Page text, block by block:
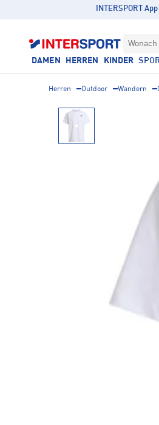
INTERSPORT
DAMEN HERREN KINDER
Herren Outdoor Wandern